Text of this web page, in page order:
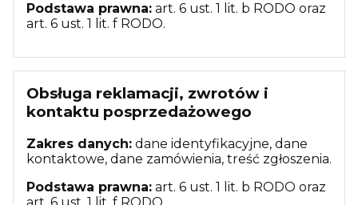
Podstawa prawna: art. 6 ust. 1 lit. b RODO oraz
art. 6 ust. 1 lit. f RODO.
Obsługa reklamacji, zwrotów i
kontaktu posprzedażowego
Zakres danych: dane identyfikacyjne, dane
kontaktowe, dane zamówienia, treść zgłoszenia.
Podstawa prawna: art. 6 ust. 1 lit. b RODO oraz